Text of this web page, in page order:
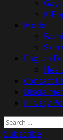
K-
Mode
Skin
English
Contact
Privacy
Search
for:
Subscribe